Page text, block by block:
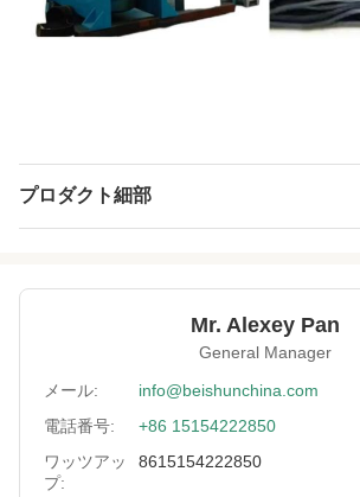
プロダクト細部
Control Type: 手動式またはPLC自動制御
Safety Device: 安全カーテン
Maximum Product 2500X2000mm
Mr. Alexey Pan
General Manager
メール:
info@beishunchina.com
電話番号:
+86 15154222850
ワッツアッ
プ:
8615154222850